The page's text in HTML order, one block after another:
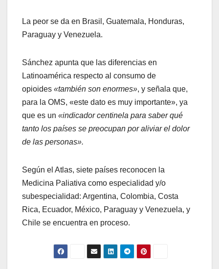
La peor se da en Brasil, Guatemala, Honduras,
Paraguay y Venezuela.
Sánchez apunta que las diferencias en
Latinoamérica respecto al consumo de
opioides «también son enormes», y señala que,
para la OMS, «este dato es muy importante», ya
que es un «indicador centinela para saber qué
tanto los países se preocupan por aliviar el dolor
de las personas».
Según el Atlas, siete países reconocen la
Medicina Paliativa como especialidad y/o
subespecialidad: Argentina, Colombia, Costa
Rica, Ecuador, México, Paraguay y Venezuela, y
Chile se encuentra en proceso.